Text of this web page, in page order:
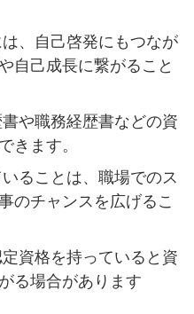
、自己啓発にもつなが
自己成長に繋がること
や職務経歴書などの資
きます。
ることは、職場でのス
のチャンスを広げるこ
資格を持っていると資
る場合があります